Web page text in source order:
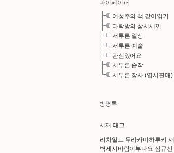
마이페이퍼
여성주의 책 같이읽기
다락방의 삼시세끼
서투른 일상
서투른 예술
관심있어요
서투른 습작
서투른 장사 (엽서판매)
방명록
서재 태그
리차일드 무라카미하루키 새
벽세시바람이부나요 심규선